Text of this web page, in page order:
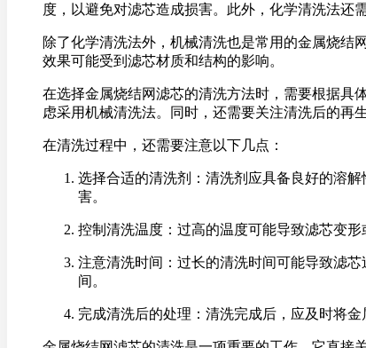
度，以避免对滤芯造成损害。此外，化学清洗法还
除了化学清洗法外，机械清洗也是常用的金属烧结
效果可能受到滤芯材质和结构的影响。
在选择金属烧结网滤芯的清洗方法时，需要根据具
虑采用机械清洗法。同时，还需要关注清洗后的再
在清洗过程中，还需要注意以下几点：
选择合适的清洗剂：清洗剂应具备良好的溶
害。
控制清洗温度：过高的温度可能导致滤芯变
注意清洗时间：过长的清洗时间可能导致滤
间。
完成清洗后的处理：清洗完成后，应及时将